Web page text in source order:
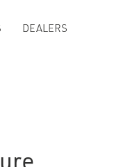
DEALERS